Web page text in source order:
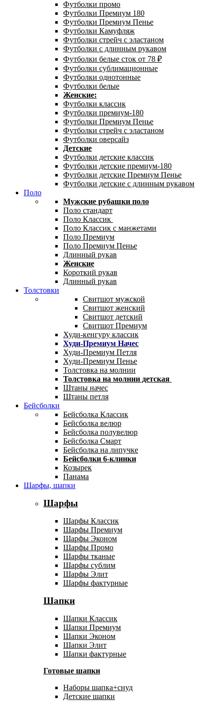
Футболки промо
Футболки Премиум 180
Футболки Премиум Пенье
Футболки Камуфляж
Футболки стрейч с эластаном
Футболки с длинным рукавом
Футболки белые сток от 78 ₽
Футболки сублимационные
Футболки однотонные
Футболки белые
Женские:
Футболки классик
Футболки премиум-180
Футболки Премиум Пенье
Футболки стрейч с эластаном
Футболки оверсайз
Детские
Футболки детские классик
Футболки детские премиум-180
Футболки детские Премиум Пенье
Футболки детские с длинным рукавом
Поло
Мужские рубашки поло
Поло стандарт
Поло Классик
Поло Классик с манжетами
Поло Премиум
Поло Премиум Пенье
Длинный рукав
Женские
Короткий рукав
Длинный рукав
Толстовки
Свитшот мужской
Свитшот женский
Свитшот детский
Свитшот Премиум
Худи-кенгуру классик
Худи-Премиум Начес
Худи-Премиум Петля
Худи-Премиум Пенье
Толстовка на молнии
Толстовка на молнии детская
Штаны начес
Штаны петля
Бейсболки
Бейсболка Классик
Бейсболка велюр
Бейсболка полувелюр
Бейсболка Смарт
Бейсболка на липучке
Бейсболки 6-клинки
Козырек
Панама
Шарфы, шапки
Шарфы
Шарфы Классик
Шарфы Премиум
Шарфы Эконом
Шарфы Промо
Шарфы тканые
Шарфы сублим
Шарфы Элит
Шарфы фактурные
Шапки
Шапки Классик
Шапки Премиум
Шапки Эконом
Шапки Элит
Шапки фактурные
Готовые шапки
Наборы шапка+снуд
Детские шапки